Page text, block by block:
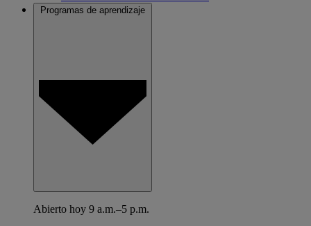
Programas de aprendizaje
Abierto hoy 9 a.m.–5 p.m.